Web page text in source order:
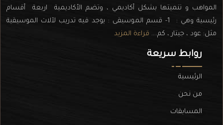
المواهب و تنميتها بشكل أكاديمي ، وتضم الأكاديمية اربعة أقسام
رئيسية وهي : 1- قسم الموسيقى : يوجد فيه تدريب لآلات الموسيقية
مثل: عود ، جيتار ، كم.... قراءة المزيد
روابط سريعة
الرئيسية
من نحن
المسابقات